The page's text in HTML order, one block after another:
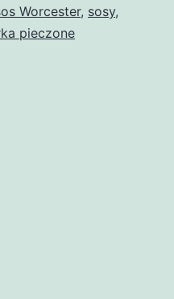
Worcester, sosy,
pieczone